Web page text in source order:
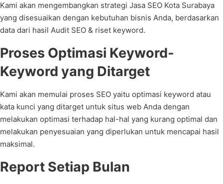
Kami akan mengembangkan strategi Jasa SEO Kota Surabaya
yang disesuaikan dengan kebutuhan bisnis Anda, berdasarkan
data dari hasil Audit SEO & riset keyword.
Proses Optimasi Keyword-
Keyword yang Ditarget
Kami akan memulai proses SEO yaitu optimasi keyword atau
kata kunci yang ditarget untuk situs web Anda dengan
melakukan optimasi terhadap hal-hal yang kurang optimal dan
melakukan penyesuaian yang diperlukan untuk mencapai hasil
maksimal.
Report Setiap Bulan